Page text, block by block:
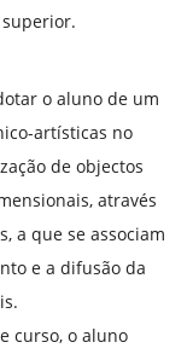
o aluno de um
artísticas no
de objectos
através
a que se associam
e a difusão da
curso, o aluno